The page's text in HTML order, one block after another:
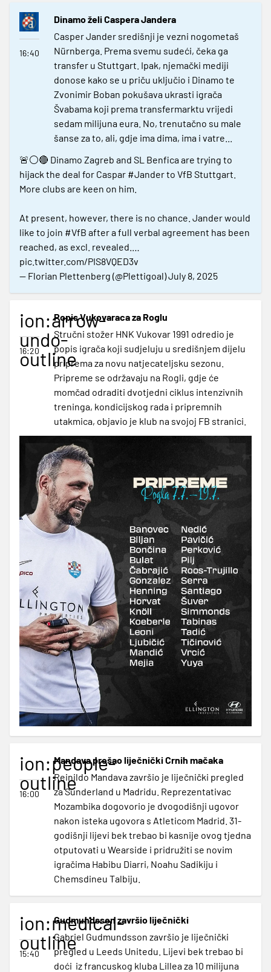
16:40
Dinamo želi Caspera Jandera
Casper Jander središnji je vezni nogometaš
Nürnberga. Prema svemu sudeći, čeka ga
transfer u Stuttgart. Ipak, njemački mediji
donose kako se u priču uključio i Dinamo te
Zvonimir Boban pokušava ukrasti igrača
Švabama koji prema transfermarktu vrijedi
sedam milijuna eura. No, trenutačno su male
šanse za to, ali, gdje ima dima, ima i vatre...
🚨⚪️🔴 Dinamo Zagreb and SL Benfica are trying to
hijack the deal for Caspar #Janderto VfB Stuttgart.
More clubs are keen on him.
At present, however, there is no chance. Jander would
like to join #VfB after a full verbal agreement has been
reached, as excl. revealed.…
pic.twitter.com/PIS8VQED3v
— Florian Plettenberg (@Plettigoal)July 8, 2025
ion:arrow-
undo-
outline
16:20
Popis Vukovaraca za Roglu
Stručni stožer HNK Vukovar 1991 odredio je
popis igrača koji sudjeluju u središnjem dijelu
priprema za novu natjecateljsku sezonu.
Pripreme se održavaju na Rogli, gdje će
momčad odraditi dvotjedni ciklus intenzivnih
treninga, kondicijskog rada i pripremnih
utakmica, objavio je klub na svojoj FB stranici.
ion:people-
outline
16:00
Mandava prošao liječnički Crnih mačaka
Reinildo Mandava završio je liječnički pregled
za Sunderland u Madridu. Reprezentativac
Mozambika dogovorio je dvogodišnji ugovor
nakon isteka ugovora s Atleticom Madrid. 31-
godišnji lijevi bek trebao bi kasnije ovog tjedna
otputovati u Wearside i pridružiti se novim
igračima Habibu Diarri, Noahu Sadikiju i
Chemsdineu Talbiju.
ion:medical-
outline
15:40
Gudmundsson završio liječnički
Gabriel Gudmundsson završio je liječnički
pregled u Leeds Unitedu. Lijevi bek trebao bi
doći iz francuskog kluba Lillea za 10 milijuna